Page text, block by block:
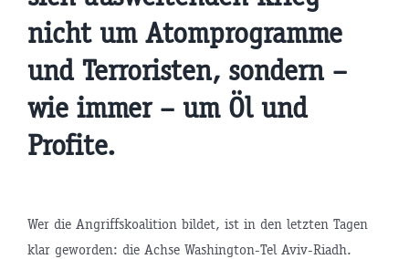
nicht um Atomprogramme
und Terroristen, sondern –
wie immer – um Öl und
Profite.
Wer die Angriffskoalition bildet, ist in den letzten Tagen
klar geworden: die Achse Washington-Tel Aviv-Riadh.